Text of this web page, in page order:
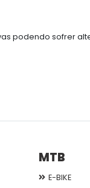
podendo sofrer
MTB
E-BIKE